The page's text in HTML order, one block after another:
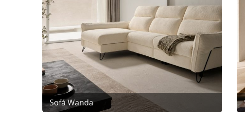
Sofá Wanda